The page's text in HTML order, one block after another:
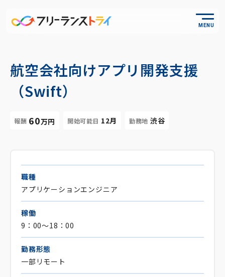
MENU
航空会社向けアプリ開発支援
（Swift）
報酬 60万円 開始可能日 12月 勤務地 渋谷
職種
アプリケーションエンジニア
稼働
9：00～18：00
勤務形態
一部リモート